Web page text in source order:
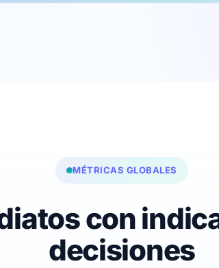
MÉTRICAS GLOBALES
con
decisiones